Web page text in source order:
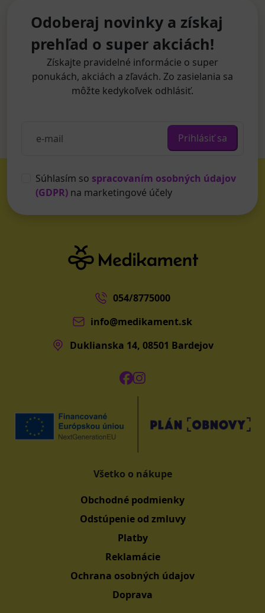
Odoberaj novinky a získaj
prehľad o super akciách!
Získajte pravidelné informácie o super
ponukách, akciách a zľavách. Zo zasielania sa
môžte kedykoľvek odhlásiť.
Prihlásiť sa
Súhlasím so spracovaním osobných údajov
(GDPR) na marketingové účely
054/8775000
info@medikament.sk
Duklianska 14, 08501 Bardejov
Všetko o nákupe
Obchodné podmienky
Odstúpenie od zmluvy
Platby
Reklamácie
Ochrana osobných údajov
Doprava